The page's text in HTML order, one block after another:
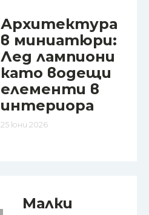
Архитектура
в миниатюри:
Лед лампиони
като водещи
елементи в
интериора
25 юни 2026
Малки